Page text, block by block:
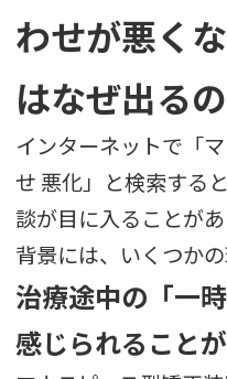
わせが悪く
はなぜ出る
インターネットで「
せ 悪化」と検索する
談が目に入ることが
背景には、いくつか
治療途中の「一
感じられること